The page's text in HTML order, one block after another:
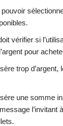
pouvoir
vérifier si
pour
trop
une somme
l’invitant